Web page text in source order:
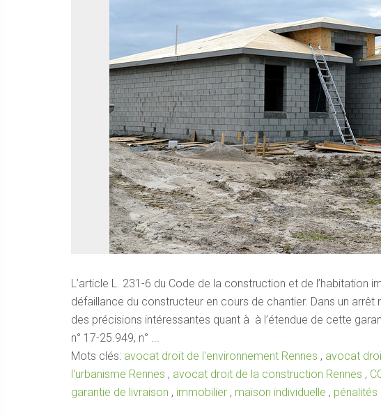
L’article L. 231-6 du Code de la construction et de l’habitation
défaillance du constructeur en cours de chantier. Dans un
des précisions intéressantes quant à à l’étendue de cette
n° 17-25.949, n° ...
Mots clés: avocat droit de l'environnement Rennes , avocat
l'urbanisme Rennes , avocat droit de la construction Rennes ,
garantie de livraison , immobilier , maison individuelle , pénalités